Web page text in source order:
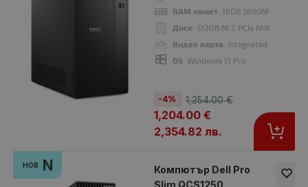
1,254.00 €
RAM памет: 16GB 5600MT/s
Диск: 512GB M.2 PCIe NVMe SSD
Видео карта: Integrated Intel UHD
OS: Windows 11 Pro
-4% 1,254.00 €
1,204.00 €
2,354.82 лв.
НОВ N
Компютър Dell Pro
Slim QCS1250